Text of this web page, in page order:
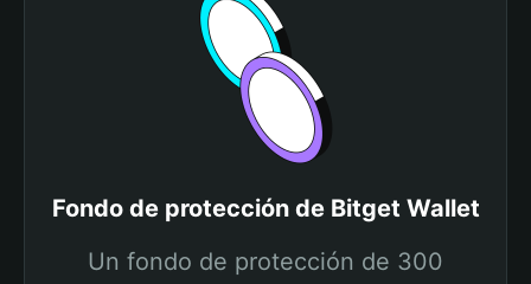
Fondo de protección de Bitget Wallet
Un fondo de protección de 300